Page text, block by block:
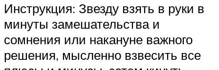
Инструкция: Звезду взять в руки в
минуты замешательства и
сомнения или накануне важного
решения, мысленно взвесить все